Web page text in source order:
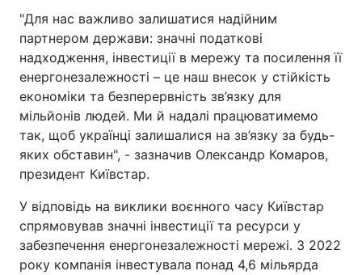
"Для нас важливо залишатися надійним
партнером держави: значні податкові
надходження, інвестиції в мережу та посилення її
енергонезалежності – це наш внесок у стійкість
економіки та безперервність зв’язку для
мільйонів людей. Ми й надалі працюватимемо
так, щоб українці залишалися на зв’язку за будь-
яких обставин", - зазначив Олександр Комаров,
президент Київстар.
У відповідь на виклики воєнного часу Київстар
спрямовував значні інвестиції та ресурси у
забезпечення енергонезалежності мережі. З 2022
року компанія інвестувала понад 4,6 мільярда